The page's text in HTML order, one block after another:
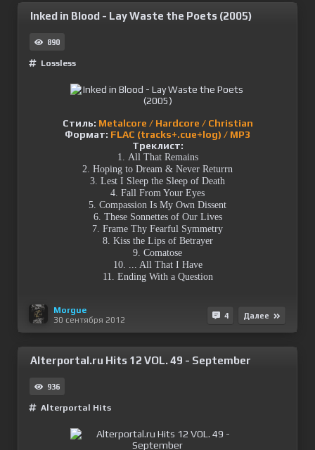
Inked in Blood - Lay Waste the Poets (2005)
890
Lossless
Стиль: Metalcore / Hardcore / Christian
Формат: FLAC (tracks+.cue+log) / MP3
Треклист:
1. All That Remains
2. Hoping to Dream & Never Returrn
3. Lest I Sleep the Sleep of Death
4. Fall From Your Eyes
5. Compassion Is My Own Dissent
6. These Sonnettes of Our Lives
7. Frame Thy Fearful Symmetry
8. Kiss the Lips of Betrayer
9. Comatose
10. ... All That I Have
11. Ending With a Question
Morgue
30 сентября 2012
4 Далее
Alterportal.ru Hits 12 VOL. 49 - September
936
Alterportal Hits